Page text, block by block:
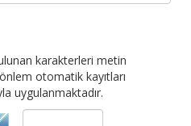
karakterleri metin
otomatik kayıtları
uygulanmaktadır.